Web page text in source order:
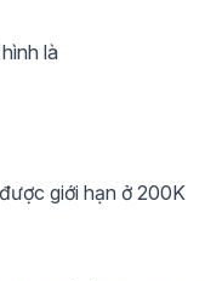
là
giới hạn ở 200K